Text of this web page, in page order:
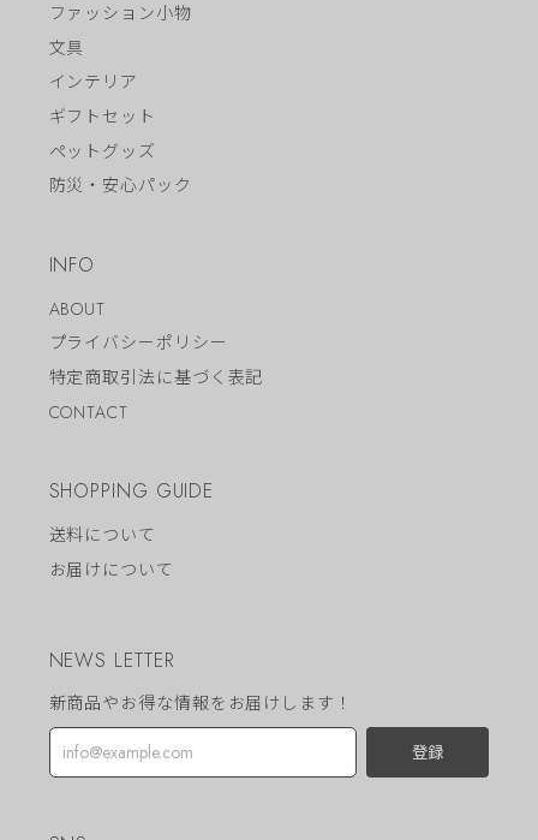
ファッション小物
文具
インテリア
ギフトセット
ペットグッズ
防災・安心パック
INFO
ABOUT
プライバシーポリシー
特定商取引法に基づく表記
CONTACT
SHOPPING GUIDE
送料について
お届けについて
NEWS LETTER
新商品やお得な情報をお届けします！
登録